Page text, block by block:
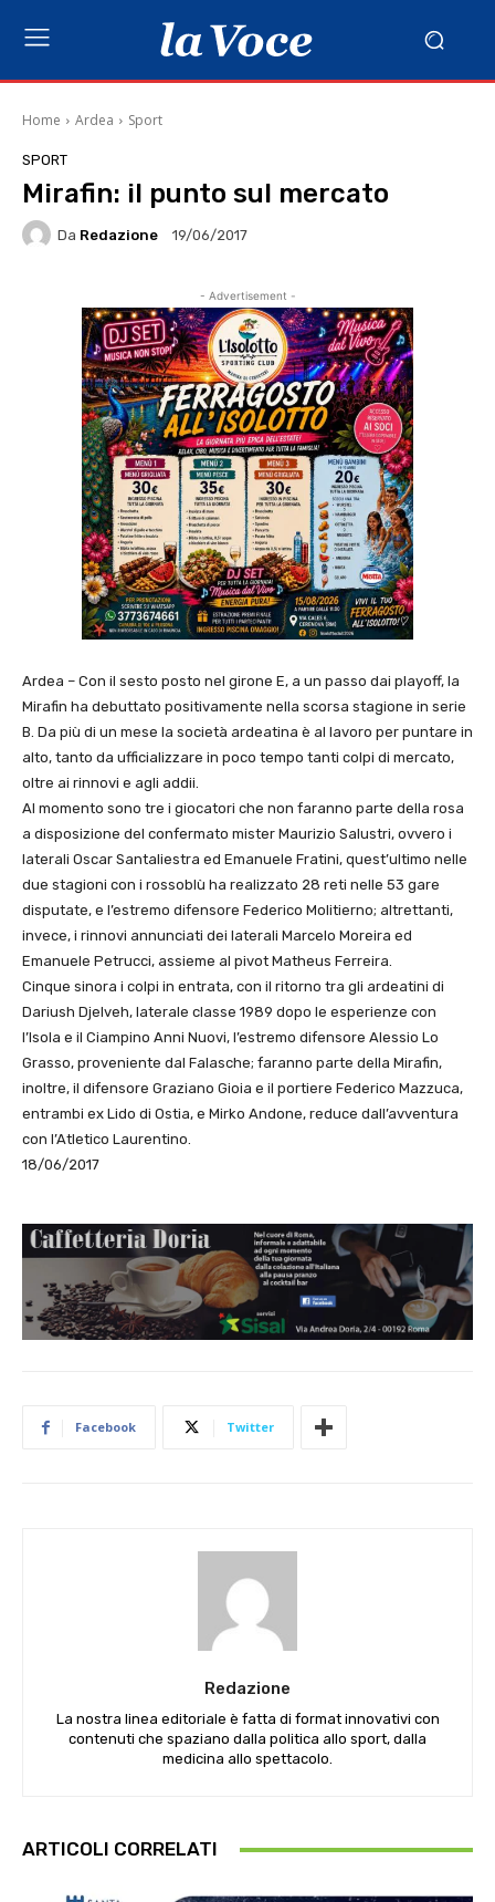
Home Ardea Sport
SPORT
Mirafin: il punto sul mercato
Da Redazione 19/06/2017
- Advertisement -
Ardea – Con il sesto posto nel girone E, a un passo dai playoff, la
Mirafin ha debuttato positivamente nella scorsa stagione in serie
B. Da più di un mese la società ardeatina è al lavoro per puntare in
alto, tanto da ufficializzare in poco tempo tanti colpi di mercato,
oltre ai rinnovi e agli addii.
Al momento sono tre i giocatori che non faranno parte della rosa
a disposizione del confermato mister Maurizio Salustri, ovvero i
laterali Oscar Santaliestra ed Emanuele Fratini, quest’ultimo nelle
due stagioni con i rossoblù ha realizzato 28 reti nelle 53 gare
disputate, e l’estremo difensore Federico Molitierno; altrettanti,
invece, i rinnovi annunciati dei laterali Marcelo Moreira ed
Emanuele Petrucci, assieme al pivot Matheus Ferreira.
Cinque sinora i colpi in entrata, con il ritorno tra gli ardeatini di
Dariush Djelveh, laterale classe 1989 dopo le esperienze con
l’Isola e il Ciampino Anni Nuovi, l’estremo difensore Alessio Lo
Grasso, proveniente dal Falasche; faranno parte della Mirafin,
inoltre, il difensore Graziano Gioia e il portiere Federico Mazzuca,
entrambi ex Lido di Ostia, e Mirko Andone, reduce dall’avventura
con l’Atletico Laurentino.
18/06/2017
Facebook Twitter
Redazione
La nostra linea editoriale è fatta di format innovativi con
contenuti che spaziano dalla politica allo sport, dalla
medicina allo spettacolo.
ARTICOLI CORRELATI